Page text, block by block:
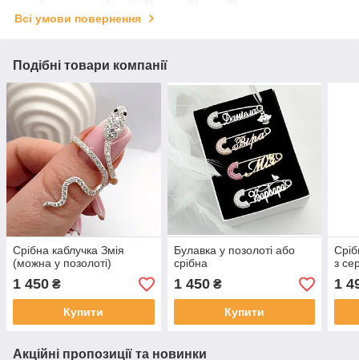
Всі умови повернення
Подібні товари компанії
Срібна каблучка Змія
(можна у позолоті)
1 450 ₴
Купити
Булавка у позолоті або
срібна
1 450₴
Купити
з
1
Акційні пропозиції та новинки